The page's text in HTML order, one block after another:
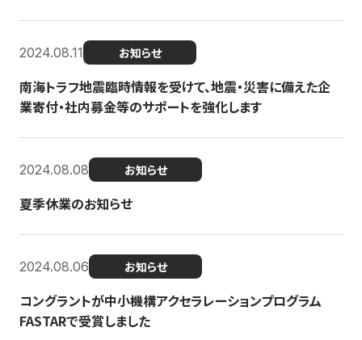
2024.08.11 お知らせ
南海トラフ地震臨時情報を受けて、地震・災害に備えた企
業寄付・社内募金等のサポートを強化します
2024.08.08 お知らせ
夏季休業のお知らせ
2024.08.06 お知らせ
コングラントが中小機構アクセラレーションプログラム
FASTARで受賞しました